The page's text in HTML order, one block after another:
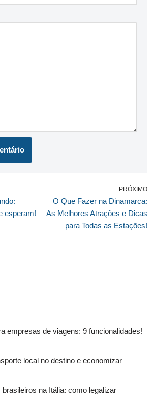
esperam!
PRÓXIMO
O Que Fazer na Dinamarca:
As Melhores Atrações e Dicas
para Todas as Estações!
empresas de viagens: 9 funcionalidades!
local no destino e economizar
na Itália: como legalizar